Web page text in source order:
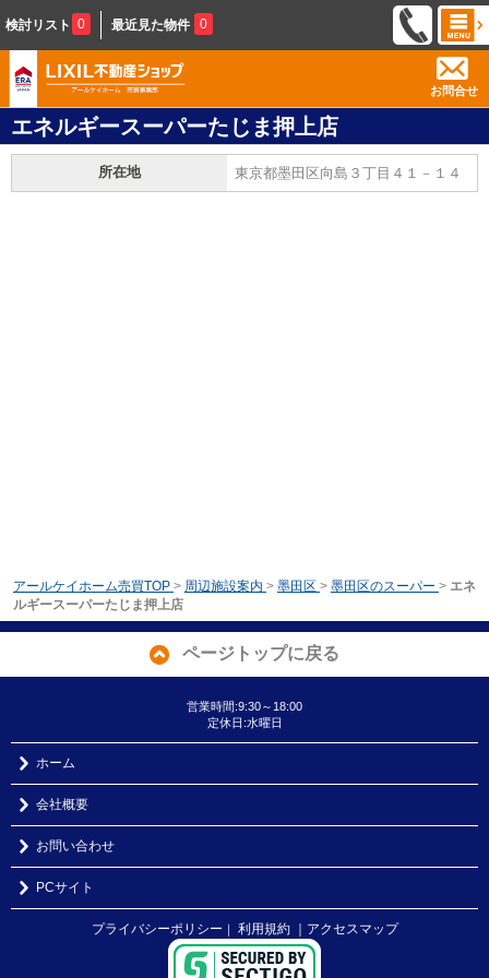
検討リスト 0 最近見た物件 0
お問合せ
エネルギースーパーたじま押上店
所在地 東京都墨田区向島３丁目４１－１４
アールケイホーム売買TOP > 周辺施設案内 > 墨田区 > 墨田区のスーパー > エネ
ルギースーパーたじま押上店
ページトップに戻る
営業時間:9:30～18:00
定休日:水曜日
ホーム
会社概要
お問い合わせ
PCサイト
プライバシーポリシー ｜ 利用規約 ｜アクセスマップ